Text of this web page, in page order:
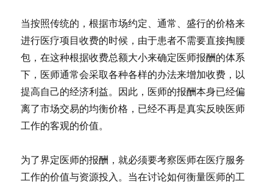
当按照传统的，根据市场约定、通常、盛行的价格来
进行医疗项目收费的时候，由于患者不需要直接掏腰
包，在这种根据收费总额大小来确定医师报酬的体系
下，医师通常会采取各种各样的办法来增加收费，以
提高自己的经济利益。因此，医师的报酬本身已经偏
离了市场交易的均衡价格，已经不再是真实反映医师
工作的客观的价值。
为了界定医师的报酬，就必须要考察医师在医疗服务
工作的价值与资源投入。当在讨论如何衡量医师的工